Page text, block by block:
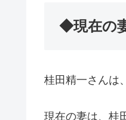
◆現在の
桂田精一さんは
現在の妻は、桂